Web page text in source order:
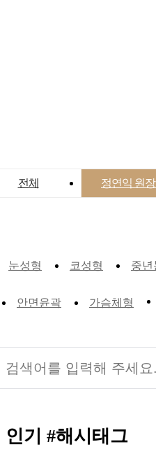
전체 정연익 원
눈성형 코성형 중년
안면윤곽 가슴체형
인기 #해시태그